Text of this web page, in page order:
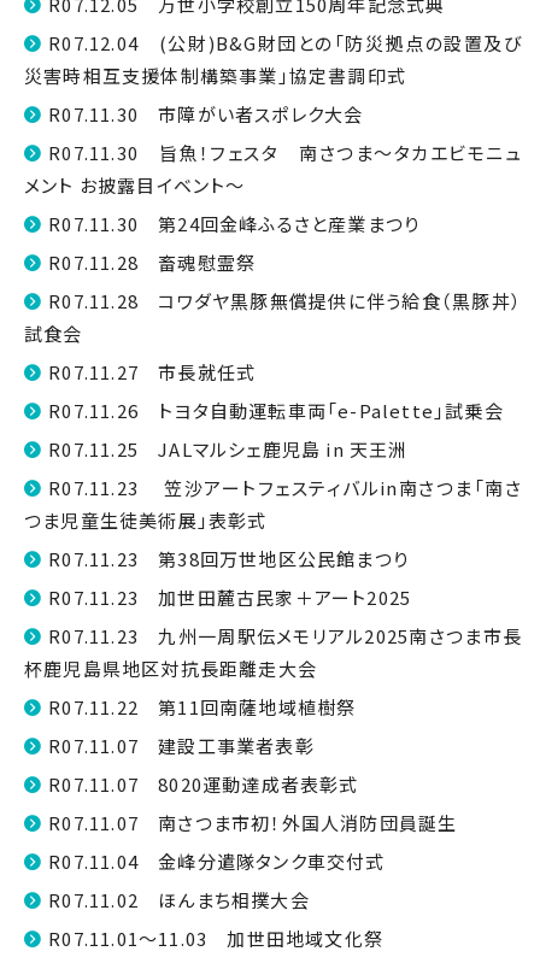
R07.12.04 (公財)B&G財団との「防災拠点の設置及び
災害時相互支援体制構築事業」協定書調印式
R07.11.30 市障がい者スポレク大会
R07.11.30 旨魚！フェスタ 南さつま～タカエビモニュ
メント お披露目イベント～
R07.11.30 第24回金峰ふるさと産業まつり
R07.11.28 畜魂慰霊祭
R07.11.28 コワダヤ黒豚無償提供に伴う給食（黒豚丼）
試食会
R07.11.27 市長就任式
R07.11.26 トヨタ自動運転車両「e-Palette」試乗会
R07.11.25 JALマルシェ鹿児島 in 天王洲
R07.11.23 笠沙アートフェスティバルin南さつま「南さ
つま児童生徒美術展」表彰式
R07.11.23 第38回万世地区公民館まつり
R07.11.23 加世田麓古民家＋アート2025
R07.11.23 九州一周駅伝メモリアル2025南さつま市長
杯鹿児島県地区対抗長距離走大会
R07.11.22 第11回南薩地域植樹祭
R07.11.07 建設工事業者表彰
R07.11.07 8020運動達成者表彰式
R07.11.07 南さつま市初！外国人消防団員誕生
R07.11.04 金峰分遣隊タンク車交付式
R07.11.02 ほんまち相撲大会
R07.11.01～11.03 加世田地域文化祭